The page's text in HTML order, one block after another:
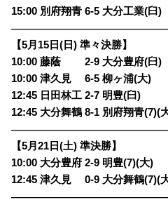
15:00 別府翔青 6-5 大分工業(臼)
【5月15日(日) 準々決勝】
10:00 藤蔭 2-9 大分豊府(臼)
10:00 津久見 6-5 柳ヶ浦(大)
12:45 日田林工 2-7 明豊(臼)
12:45 大分舞鶴 8-1 別府翔青(7)(
【5月21日(土) 準決勝】
10:00 大分豊府 2-9 明豊(7)(大)
12:45 津久見 0-9 大分舞鶴(7)(